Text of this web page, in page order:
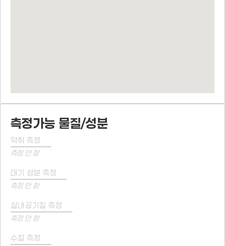
측정가능 물질/성분
악취 측정
측정 안 함
대기 성분 측정
측정 안 함
실내공기질 측정
측정 안 함
수질 측정